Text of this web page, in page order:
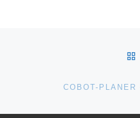
Beitragsnavigation
COBOT-